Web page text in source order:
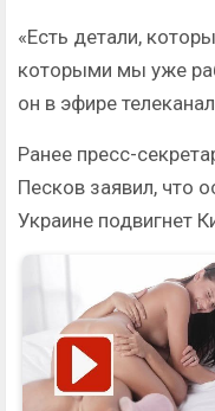
«Есть детали,
которыми мы уже
он в эфире
Ранее пресс-
Песков заявил, что
Украине подвигнет